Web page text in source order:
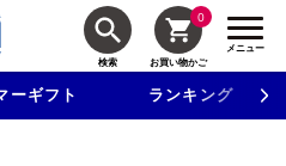
検索
0
お買い物かご
メニュー
ーギフト ランキング
える500円クーポンを進呈！